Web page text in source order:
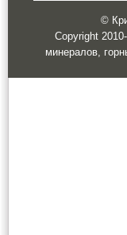
©
Copyright
минералов,